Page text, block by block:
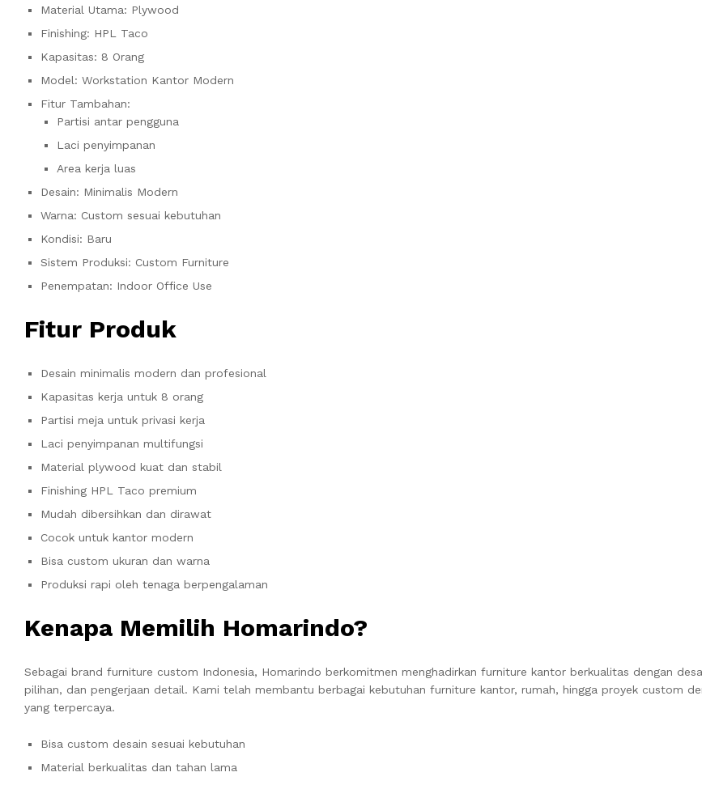
Material Utama: Plywood
Finishing: HPL Taco
Kapasitas: 8 Orang
Model: Workstation Kantor Modern
Fitur Tambahan:
Partisi antar pengguna
Laci penyimpanan
Area kerja luas
Desain: Minimalis Modern
Warna: Custom sesuai kebutuhan
Kondisi: Baru
Sistem Produksi: Custom Furniture
Penempatan: Indoor Office Use
Fitur Produk
Desain minimalis modern dan profesional
Kapasitas kerja untuk 8 orang
Partisi meja untuk privasi kerja
Laci penyimpanan multifungsi
Material plywood kuat dan stabil
Finishing HPL Taco premium
Mudah dibersihkan dan dirawat
Cocok untuk kantor modern
Bisa custom ukuran dan warna
Produksi rapi oleh tenaga berpengalaman
Kenapa Memilih Homarindo?
Sebagai brand furniture custom Indonesia, Homarindo berkomitmen menghadirkan furniture kantor berkualitas dengan
pilihan, dan pengerjaan detail. Kami telah membantu berbagai kebutuhan furniture kantor, rumah, hingga proyek custom
yang terpercaya.
Bisa custom desain sesuai kebutuhan
Material berkualitas dan tahan lama